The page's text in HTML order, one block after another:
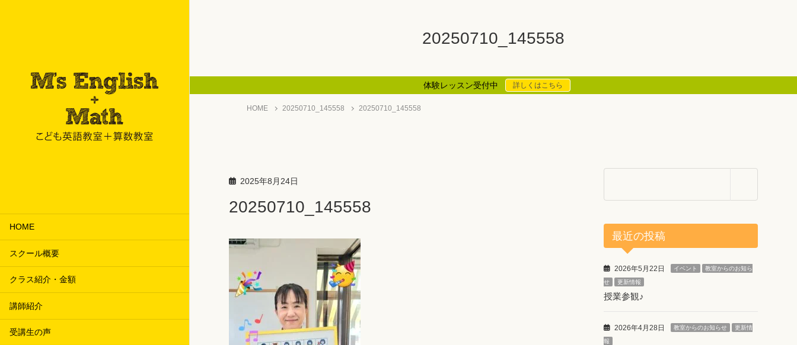
HOME
スクール概要
クラス紹介・金額
講師紹介
受講生の声
20250710_145558
体験レッスン受付中 詳しくはこちら
HOME 20250710_145558 20250710_145558
2025年8月24日
20250710_145558
最近の投稿
2026年5月22日 イベント 教室からのお知ら
せ 更新情報
授業参観♪
2026年4月28日 教室からのお知らせ 更新情
報